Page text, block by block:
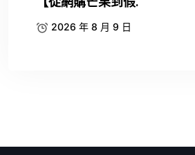
2026 年 8 月 9 日